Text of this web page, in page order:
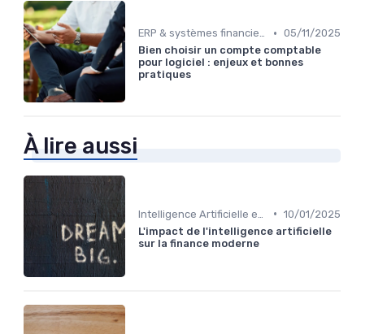
ERP & systèmes financiers • 05/11/2025
Bien choisir un compte comptable
pour logiciel : enjeux et bonnes
pratiques
À lire aussi
• 10/01/2025
L'impact de l'intelligence artificielle
sur la finance moderne